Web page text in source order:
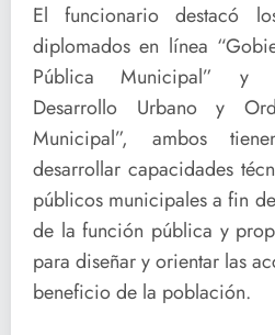
El funcionario destacó
diplomados en línea
Pública Municipal” y
Desarrollo Urbano y
Municipal”, ambos
desarrollar capacidades
públicos municipales a fin
de la función pública y
para diseñar y orientar las
beneficio de la población.